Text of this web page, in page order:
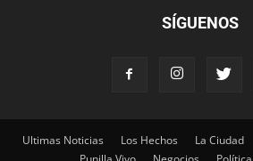
SÍGUENOS
Ultimas Noticias Los Hechos La Ciudad